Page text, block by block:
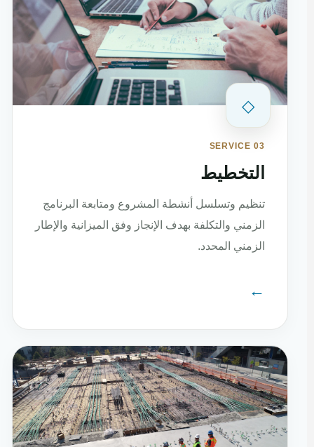
◇
SERVICE 03
التخطيط
تنظيم وتسلسل أنشطة المشروع ومتابعة البرنامج
الزمني والتكلفة بهدف الإنجاز وفق الميزانية والإطار
الزمني المحدد.
←